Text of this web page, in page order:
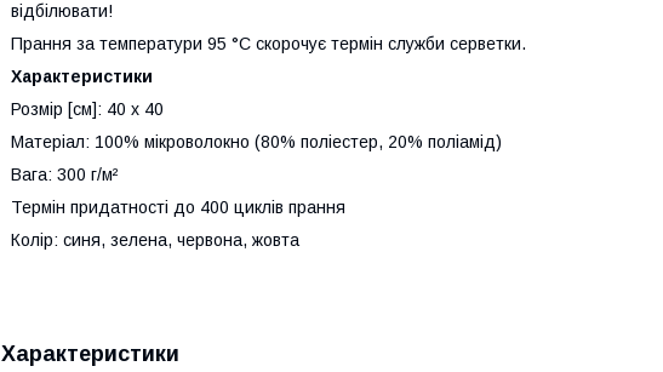
відбілювати!
Прання за температури 95 °C скорочує термін служби серветки.
Характеристики
Розмір [см]: 40 х 40
Матеріал: 100% мікроволокно (80% поліестер, 20% поліамід)
Вага: 300 г/м²
Термін придатності до 400 циклів прання
Колір: синя, зелена, червона, жовта
Характеристики